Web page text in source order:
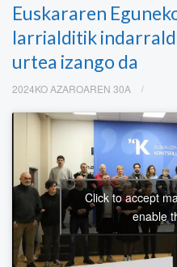
Euskararen
larrialditik
urtea izango da
2024KO AZAROAREN 30A
Click to accept
enable